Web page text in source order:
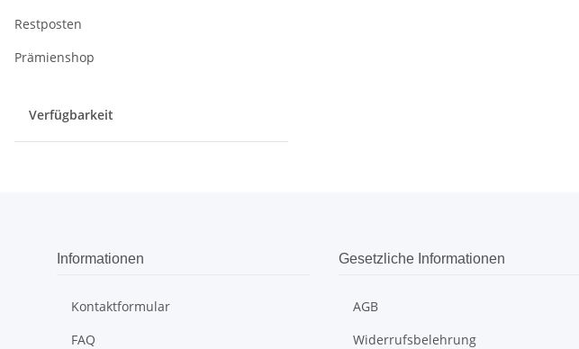
Restposten
Prämienshop
Verfügbarkeit
Informationen
Kontaktformular
FAQ
Gesetzliche Informationen
AGB
Widerrufsbelehrung